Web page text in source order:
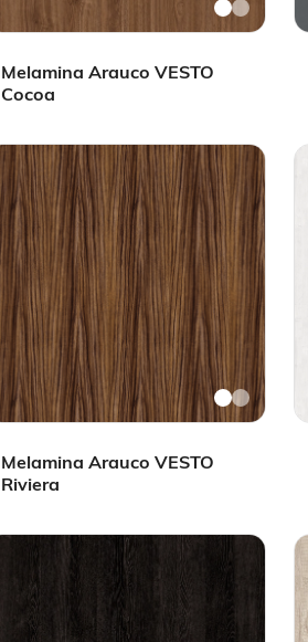
Melamina Arauco VESTO
Cocoa
Melamina Arauco VESTO
Riviera